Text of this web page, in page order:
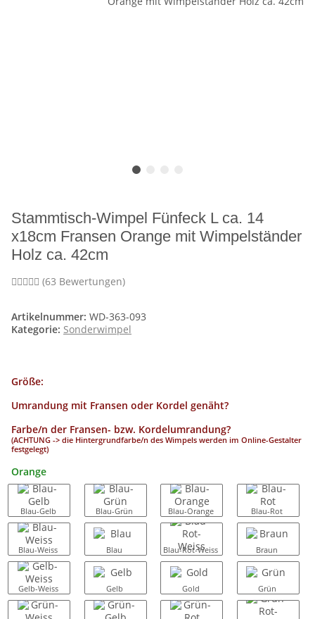
Stammtisch-Wimpel Fünfeck L ca. 14
x18cm Fransen Orange mit Wimpelständer
Holz ca. 42cm
(63 Bewertungen)
Artikelnummer: WD-363-093
Kategorie: Sonderwimpel
Größe:
Umrandung mit Fransen oder Kordel genäht?
Farbe/n der Fransen- bzw. Kordelumrandung?
(ACHTUNG -> die Hintergrundfarbe/n des Wimpels werden im Online-Gestalter
festgelegt)
Orange
Blau-Gelb Blau-Grün Blau-Orange Blau-Rot
Blau-Weiss Blau Blau-Rot-Weiss Braun
Gelb-Weiss Gelb Gold Grün